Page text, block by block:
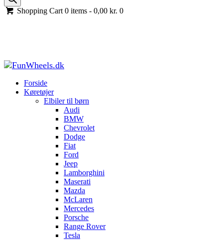
Shopping Cart 0 items -0,00kr. 0
Forside
Køretøjer
Elbiler til børn
Audi
BMW
Chevrolet
Dodge
Fiat
Ford
Jeep
Lamborghini
Maserati
Mazda
McLaren
Mercedes
Porsche
Range Rover
Tesla